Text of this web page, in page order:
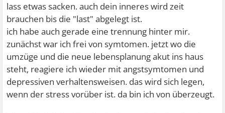
lass etwas sacken. auch dein inneres wird zeit
brauchen bis die "last" abgelegt ist.
ich habe auch gerade eine trennung hinter mir.
zunächst war ich frei von symtomen. jetzt wo die
umzüge und die neue lebensplanung akut ins haus
steht, reagiere ich wieder mit angstsymtomen und
depressiven verhaltensweisen. das wird sich legen,
wenn der stress vorüber ist. da bin ich von überzeugt.